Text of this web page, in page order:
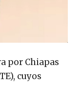
por Chiapas
cuyos